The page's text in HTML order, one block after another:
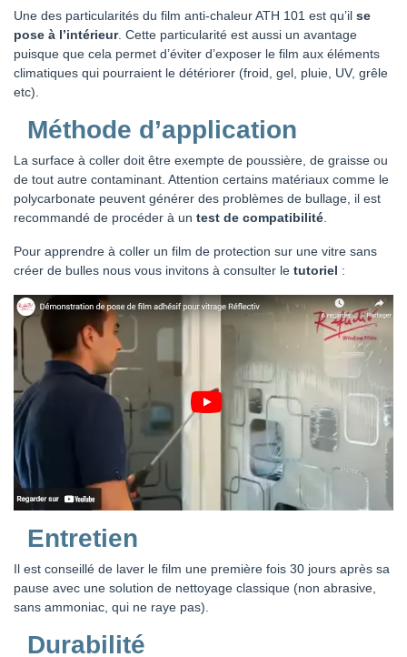
Une des particularités du film anti-chaleur ATH 101 est qu’il se
pose à l’intérieur. Cette particularité est aussi un avantage
puisque que cela permet d’éviter d’exposer le film aux éléments
climatiques qui pourraient le détériorer (froid, gel, pluie, UV, grêle
etc).
Méthode d’application
La surface à coller doit être exempte de poussière, de graisse ou
de tout autre contaminant. Attention certains matériaux comme le
polycarbonate peuvent générer des problèmes de bullage, il est
recommandé de procéder à un test de compatibilité
Pour apprendre à coller un film de protection sur une vitre sans
créer de bulles nous vous invitons à consulter le tutoriel :
Entretien
Il est conseillé de laver le film une première fois 30 jours après sa
pause avec une solution de nettoyage classique (non abrasive,
sans ammoniac, qui ne raye pas).
Durabilité